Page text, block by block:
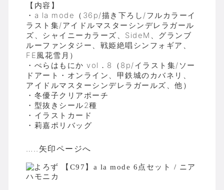
【内容】
・a la mode（36p/描き下ろし/フルカラーイ
ラスト集/アイドルマスターシンデレラガール
ズ、シャイニーカラーズ、SideM、グランブ
ルーファンタジー、戦姫絶唱シンフォギア、
FE風花雪月）
・ぺらはもにか vol．8（8p/イラスト集/ソー
ドアート・オンライン、甲鉄城のカバネリ、
アイドルマスターシンデレラガールズ、他）
・冬優子クリアポーチ
・型抜きシール2種
・イラストカード
・莉嘉ポリバッグ
…..矢印ページへ